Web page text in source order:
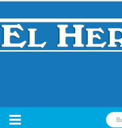
Skip
content